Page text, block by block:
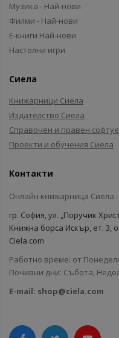
Музика - Най-нови
Филми - Най-нови
Е-книги Най-нови
Настолни игри
Сиела
Книжарници Сиела
Издателство Сиела
Справочен и правен
Проекти и обучения Сиела
Контакти
Онлайн книжарница Сиела -
гр. София, ул. „Поручик
Книжна борса Искър, ет. 3,
Ciela.com
Работно време: от
Почивни дни: Събота,
E-mail: shop@ciela.com